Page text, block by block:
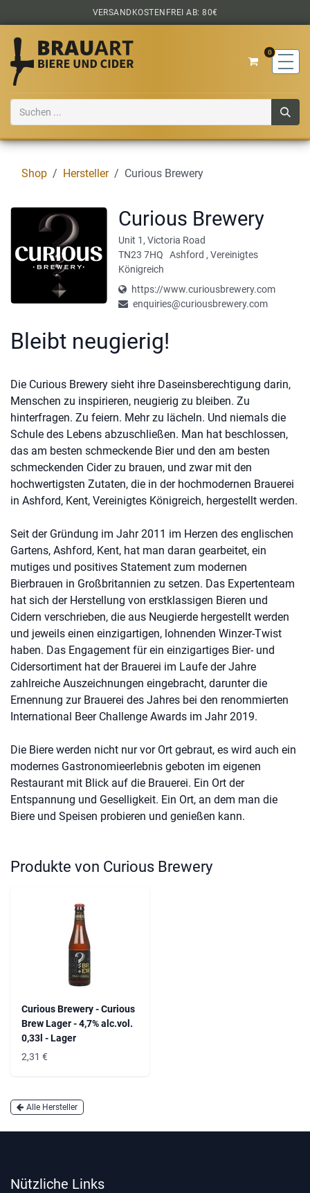
Zum Inhalt springenVERSANDKOSTENFREI AB: 80€
0
Shop Hersteller Curious Brewery
Curious Brewery
Unit 1, Victoria Road
TN23 7HQ
Ashford , Vereinigtes
Königreich
https://www.curiousbrewery.com
enquiries@curiousbrewery.com
Bleibt neugierig!
Die Curious Brewery sieht ihre Daseinsberechtigung darin,
Menschen zu inspirieren, neugierig zu bleiben. Zu
hinterfragen. Zu feiern. Mehr zu lächeln. Und niemals die
Schule des Lebens abzuschließen. Man hat beschlossen,
das am besten schmeckende Bier und den am besten
schmeckenden Cider zu brauen, und zwar mit den
hochwertigsten Zutaten, die in der hochmodernen Brauerei
in Ashford, Kent, Vereinigtes Königreich, hergestellt werden.
Seit der Gründung im Jahr 2011 im Herzen des englischen
Gartens, Ashford, Kent, hat man daran gearbeitet, ein
mutiges und positives Statement zum modernen
Bierbrauen in Großbritannien zu setzen. Das Expertenteam
hat sich der Herstellung von erstklassigen Bieren und
Cidern verschrieben, die aus Neugierde hergestellt werden
und jeweils einen einzigartigen, lohnenden Winzer-Twist
haben. Das Engagement für ein einzigartiges Bier- und
Cidersortiment hat der Brauerei im Laufe der Jahre
zahlreiche Auszeichnungen eingebracht, darunter die
Ernennung zur Brauerei des Jahres bei den renommierten
International Beer Challenge Awards im Jahr 2019.
Die Biere werden nicht nur vor Ort gebraut, es wird auch ein
modernes Gastronomieerlebnis geboten im eigenen
Restaurant mit Blick auf die Brauerei. Ein Ort der
Entspannung und Geselligkeit. Ein Ort, an dem man die
Biere und Speisen probieren und genießen kann.
Produkte von Curious Brewery
Curious Brewery - Curious
Brew Lager - 4,7% alc.vol.
0,33l - Lager
2,31 €
Alle Hersteller
Nützliche Links